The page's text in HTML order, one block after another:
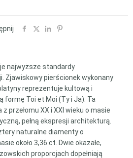
najwyższe standardy
Zjawiskowy pierścionek wykonany
reprezentuje kultową i
formę Toi et Moi (Ty i Ja). Ta
przełomu XX i XXI wieku o masie
pełną ekspresji architekturą.
naturalne diamenty o
około 3,36 ct. Dwie okazałe,
proporcjach dopełniają